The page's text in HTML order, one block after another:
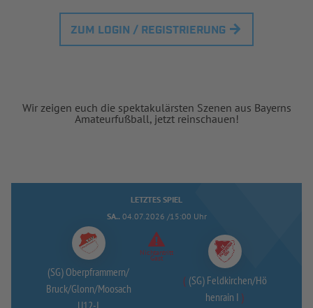
ZUM LOGIN / REGISTRIERUNG
Wir zeigen euch die spektakulärsten Szenen aus Bayerns
Amateurfußball, jetzt reinschauen!
LETZTES SPIEL
SA.. 04.07.2026 /15:00 Uhr
(SG) Oberpframmern/
Bruck/Glonn/Moosach
U12-I
Nichtantritt
Gast
( (SG) Feldkirchen/Hö
henrain I )